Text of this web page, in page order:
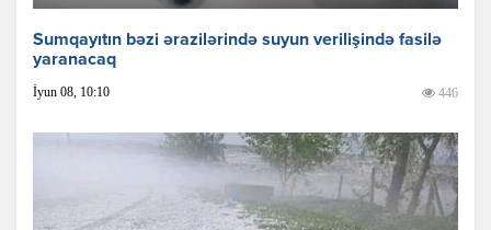
Sumqayıtın bəzi ərazilərində suyun verilişində fasilə
yaranacaq
İyun 08, 10:10 446